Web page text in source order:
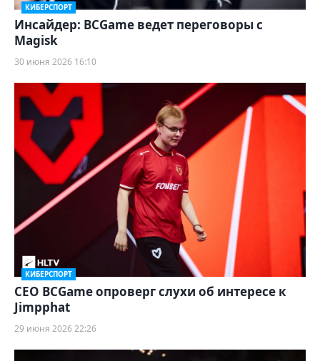
КИБЕРСПОРТ
Инсайдер: BCGame ведет переговоры с
Magisk
30 июня 2026 16:10
КИБЕРСПОРТ
CEO BCGame опроверг слухи об интересе к
Jimpphat
29 июня 2026 22:26